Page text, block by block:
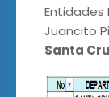
Entidades
Juancito
Santa